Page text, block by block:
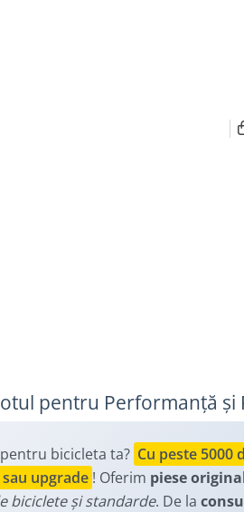
pentru Performanță și
bicicleta ta? Cu peste 5000
upgrade ! Oferim piese
biciclete și standarde. De la